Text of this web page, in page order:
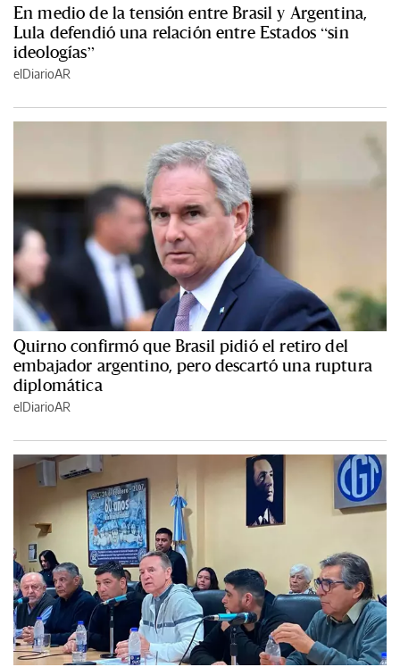
En medio de la tensión entre Brasil y Argentina,
Lula defendió una relación entre Estados “sin
ideologías”
elDiarioAR
Quirno confirmó que Brasil pidió el retiro del
embajador argentino, pero descartó una ruptura
diplomática
elDiarioAR